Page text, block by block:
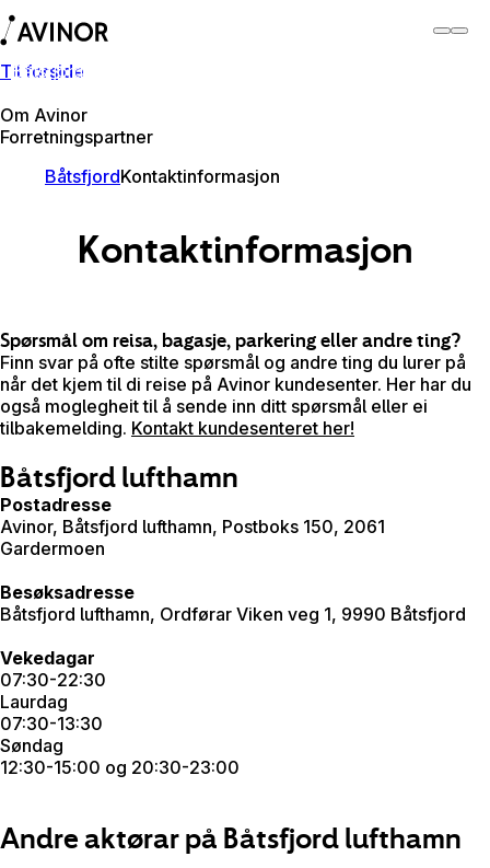
Til forside
Om Avinor
Forretningspartner
Båtsfjord lufthamn
BåtsfjordKontaktinformasjon
Kontaktinformasjon
Spørsmål om reisa, bagasje, parkering eller andre ting?
Finn svar på ofte stilte spørsmål og andre ting du lurer på
når det kjem til di reise på Avinor kundesenter. Her har du
også moglegheit til å sende inn ditt spørsmål eller ei
tilbakemelding. Kontakt kundesenteret her!
Båtsfjord lufthamn
Postadresse
Avinor, Båtsfjord lufthamn, Postboks 150, 2061
Gardermoen
Besøksadresse
Båtsfjord lufthamn, Ordførar Viken veg 1, 9990 Båtsfjord
Vekedagar
07:30-22:30
Laurdag
07:30-13:30
Søndag
12:30-15:00 og 20:30-23:00
Andre aktørar på Båtsfjord lufthamn